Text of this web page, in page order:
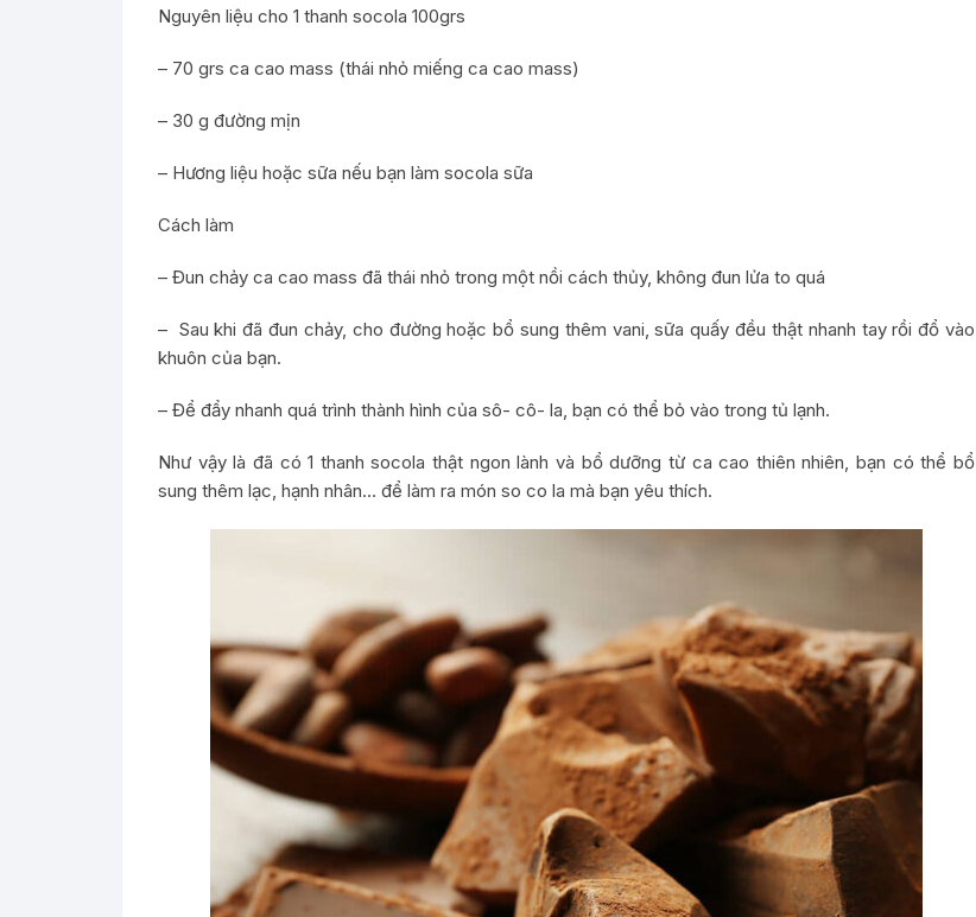
Nguyên liệu cho 1 thanh socola 100grs
– 70 grs ca cao mass (thái nhỏ miếng ca cao mass)
– 30 g đường mịn
– Hương liệu hoặc sữa nếu bạn làm socola sữa
Cách làm
– Đun chảy ca cao mass đã thái nhỏ trong một nồi cách thủy, không đun lửa to quá
– Sau khi đã đun chảy, cho đường hoặc bổ sung thêm vani, sữa quấy đều thật nhanh tay rồi đổ vào
khuôn của bạn.
– Để đẩy nhanh quá trình thành hình của sô- cô- la, bạn có thể bỏ vào trong tủ lạnh.
Như vậy là đã có 1 thanh socola thật ngon lành và bổ dưỡng từ ca cao thiên nhiên, bạn có thể bổ
sung thêm lạc, hạnh nhân… để làm ra món so co la mà bạn yêu thích.